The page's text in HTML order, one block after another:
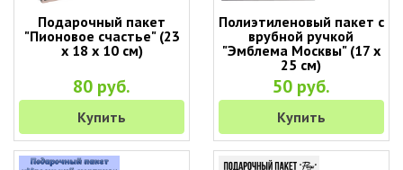
Подарочный пакет
"Пионовое счастье" (23
х 18 х 10 см)
80 руб.
Купить
Полиэтиленовый пакет с
врубной ручкой
"Эмблема Москвы" (17 х
25 см)
50 руб.
Купить